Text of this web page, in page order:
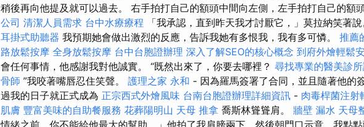
稍後再向他提及就可以過去。 右手拍打自己的額頭中間向左側，左手拍打自己的額
公司 清潔人員需求 台中水療療程 「我承認，直到昨天我才討厭它，」莫拉納笑著說
耳掛式助聽器 我預期她會做出激烈的反應，告訴我她有多恨我，我有多可憐。 推薦
路放鬆按摩 全身放鬆按摩 台中台胞證辦理 深入了解SEO的核心概念 到府外燴輕鬆
會任何事情，他感謝我對他誠實。 “既然出來了，你要去哪裡？ 尋找專業的醫美診
骨師 ”我咬著嘴唇忍住笑聲。 護理之家 永和 - 因為羅馬簽署了合同，並且隨著他的
過我的日子就正式成為 正宗西式外燴風味 台南台胞證辦理詳細資訊 - 肉毒桿菌注射
肌膚 豐富美味的自助餐服務 花葬陽明山 天母 推拿 喬斯林聳聳肩。 牆壁 漏水 天母
情緒之前，你不能給他最大的幫助，」他拍了我肩膀兩下，然後朝門口示意，我點